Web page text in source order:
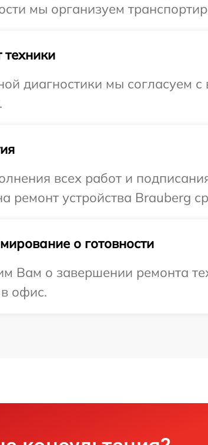
мы организуем
техники
диагностики мы согласуем
всех работ и
ремонт устройства Brauberg
о готовности
Вам о завершении ремонта
офис.